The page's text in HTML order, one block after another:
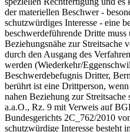
der materiellen Beschwer -
schutzwürdiges Interesse - eine
beschwerdeführende Dritte muss
Beziehungsnähe zur Streitsache
durch den Ausgang des
werden (Wiederkehr/
Beschwerdebefugnis Dritter,
berührt ist eine Drittperson,
nahen Beziehung zur
a.a.O., Rz. 9 mit Verweis auf
Bundesgerichts 2C_762/2010
schutzwürdige Interesse besteht